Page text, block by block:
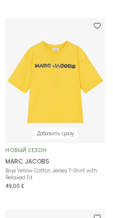
Добавить сразу
НОВЫЙ СЕЗОН
MARC JACOBS
Boys Yellow Cotton Jersey T-Shirt with
Relaxed Fit
49,00 £